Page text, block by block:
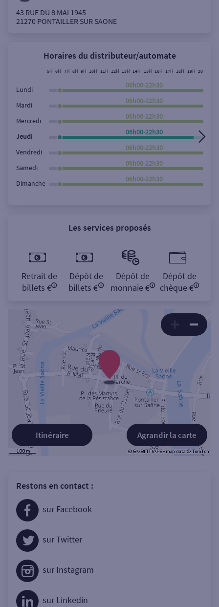
Rue
Rechercher
43 RUE DU 8 MAI 1945
21270 PONTAILLER SUR SAONE
Horaires du distributeur/automate
5H 6H 7H 8H 9H 10H 11H 12H 13H 14H 15H 16H 17H 18H 19H 20H
Lundi
06h00-22h30
Mardi
06h00-22h30
Mercredi
06h00-22h30
Jeudi
06h00-22h30
Vendredi
06h00-22h30
Samedi
06h00-22h30
Dimanche
06h00-22h30
Les services proposés
Retrait de
billets €
Dépôt de
billets €
Dépôt de
monnaie €
Dépôt de
chèque €
Agrandir la carte
Itinéraire
Restons en contact :
sur Facebook
sur Twitter
sur Instagram
sur Linkedin